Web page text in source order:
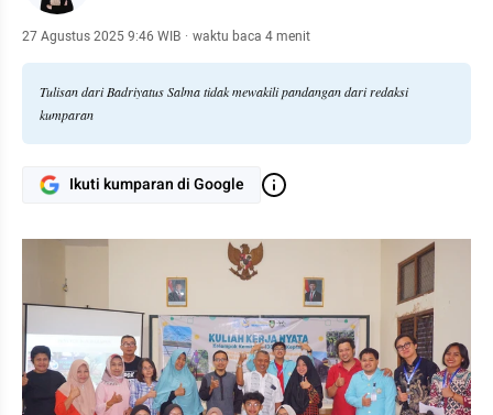
27 Agustus 2025 9:46 WIB · waktu baca 4 menit
Tulisan dari Badriyatus Salma tidak mewakili pandangan dari redaksi
kumparan
Ikuti kumparan di Google